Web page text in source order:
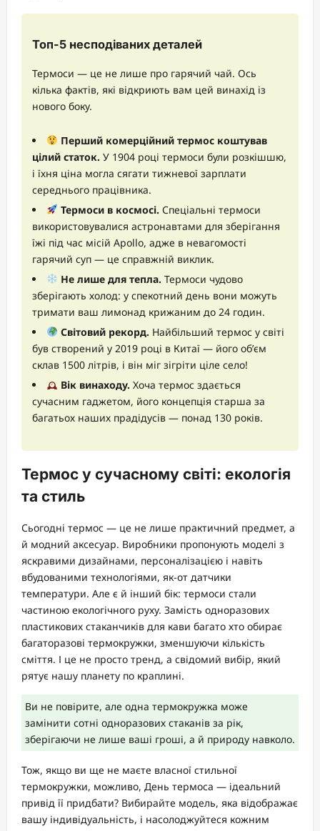
Топ-5 несподіваних деталей
Термоси — це не лише про гарячий чай. Ось
кілька фактів, які відкриють вам цей винахід із
нового боку.
Перший комерційний термос коштував
цілий статок. У 1904 році термоси були розкішшю,
і їхня ціна могла сягати тижневої зарплати
середнього працівника.
Термоси в космосі. Спеціальні термоси
використовувалися астронавтами для зберігання
їжі під час місій Apollo, адже в невагомості
гарячий суп — це справжній виклик.
Не лише для тепла. Термоси чудово
зберігають холод: у спекотний день вони можуть
тримати ваш лимонад крижаним до 24 годин.
Світовий рекорд. Найбільший термос у світі
був створений у 2019 році в Китаї — його об’єм
склав 1500 літрів, і він міг зігріти ціле село!
Вік винаходу. Хоча термос здається
сучасним гаджетом, його концепція старша за
багатьох наших прадідусів — понад 130 років.
Термос у сучасному світі: екологія
та стиль
Сьогодні термос — це не лише практичний предмет, а
й модний аксесуар. Виробники пропонують моделі з
яскравими дизайнами, персоналізацією і навіть
вбудованими технологіями, як-от датчики
температури. Але є й інший бік: термоси стали
частиною екологічного руху. Замість одноразових
пластикових стаканчиків для кави багато хто обирає
багаторазові термокружки, зменшуючи кількість
сміття. І це не просто тренд, а свідомий вибір, який
рятує нашу планету по краплині.
Ви не повірите, але одна термокружка може
замінити сотні одноразових стаканів за рік,
зберігаючи не лише ваші гроші, а й природу навколо.
Тож, якщо ви ще не маєте власної стильної
термокружки, можливо, День термоса — ідеальний
привід її придбати? Вибирайте модель, яка відображає
вашу індивідуальність, і насолоджуйтеся кожним